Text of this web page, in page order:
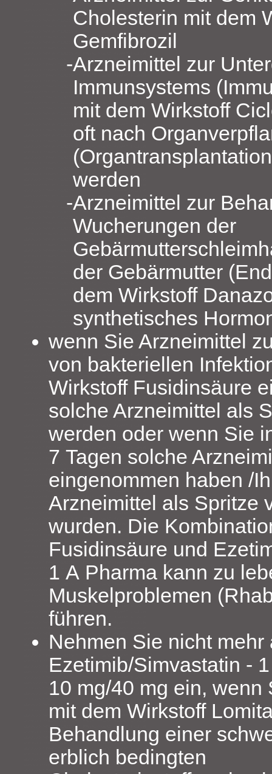
Cholesterin mit dem
Gemfibrozil
Arzneimittel zur
Immunsystems
mit dem Wirkstoff
oft nach
werden
Arzneimittel zur
Wucherungen der
der Gebärmutter
dem Wirkstoff
synthetisches
wenn Sie Arzneimittel
von bakteriellen
Wirkstoff Fusidinsäure
solche Arzneimittel als
werden oder wenn Sie
7 Tagen solche
eingenommen haben /
Arzneimittel als Spritze
wurden. Die
Fusidinsäure und
1 A Pharma kann zu
Muskelproblemen
führen.
Nehmen Sie nicht mehr
Ezetimib/Simvastatin -
10 mg/40 mg ein, wenn
mit dem Wirkstoff
Behandlung einer
erblich bedingten